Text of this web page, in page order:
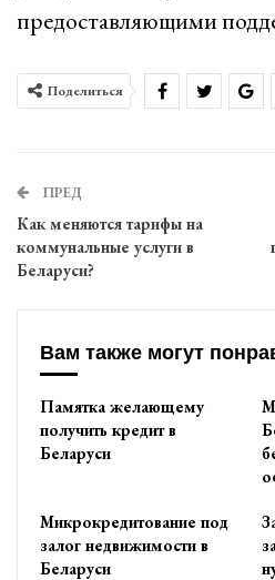
предоставляющими
Поделиться
ПРЕД
Как меняются тарифы на
коммунальные услуги в
Беларуси?
Вам также могут
Памятка желающему
получить кредит в
Беларуси
Микрокредитование под
залог недвижимости в
Беларуси